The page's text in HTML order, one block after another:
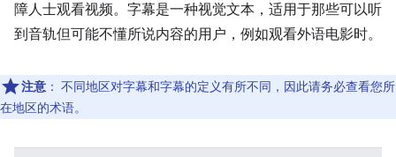
障人士观看视频。字幕是一种视觉文本，适用于那些可以听
到音轨但可能不懂所说内容的用户，例如观看外语电影时。
注意 ： 不同地区对字幕和字幕的定义有所不同，因此请务必查看您所
在地区的术语。